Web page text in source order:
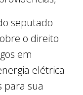
seputado
o direito
em
elétrica
para sua